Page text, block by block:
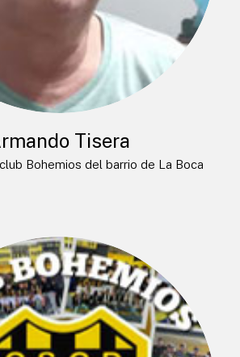
Tisera
Bohemios del barrio de La Boca